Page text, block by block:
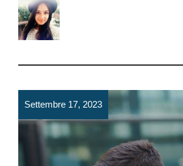
Settembre 17, 2023